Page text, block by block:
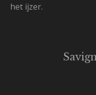
het ijzer.